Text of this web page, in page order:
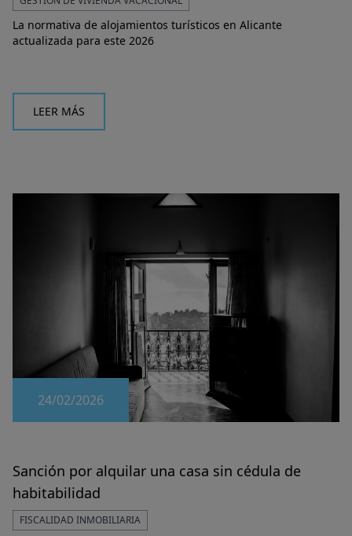
La normativa de alojamientos turísticos en Alicante
actualizada para este 2026
LEER MÁS
24/02/2026
Sanción por alquilar una casa sin cédula de
habitabilidad
FISCALIDAD INMOBILIARIA